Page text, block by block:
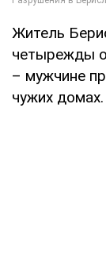
Житель
четырежды
– мужчине
чужих домах.